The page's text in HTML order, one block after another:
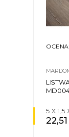
OCENA:
5 X
22,51